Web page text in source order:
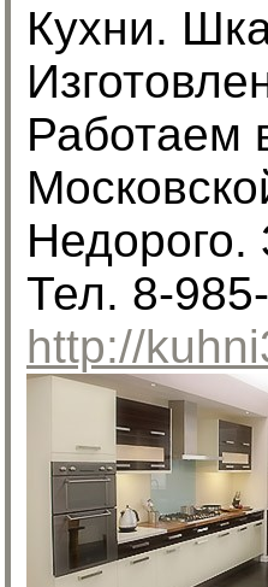
Кухни.
Работаем
Недорого.
Тел. 8-
http://